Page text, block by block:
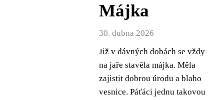
Májka
30. dubna 2026
Již v dávných dobách se vždy
na jaře stavěla májka. Měla
zajistit dobrou úrodu a blaho
vesnice. Páťáci jednu takovou